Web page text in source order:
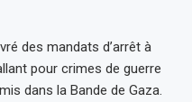
des mandats d’arrêt à
pour crimes de guerre
dans la Bande de Gaza.